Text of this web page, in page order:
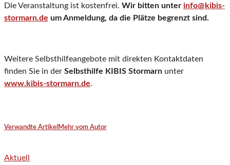
Die Veranstaltung ist kostenfrei. Wir bitten unter info@kibis-
stormarn.de um Anmeldung, da die Plätze begrenzt sind.
Weitere Selbsthilfeangebote mit direkten Kontaktdaten
finden Sie in der Selbsthilfe KIBIS Stormarn unter
www.kibis-stormarn.de.
Verwandte Artikel Mehr vom Autor
Aktuell